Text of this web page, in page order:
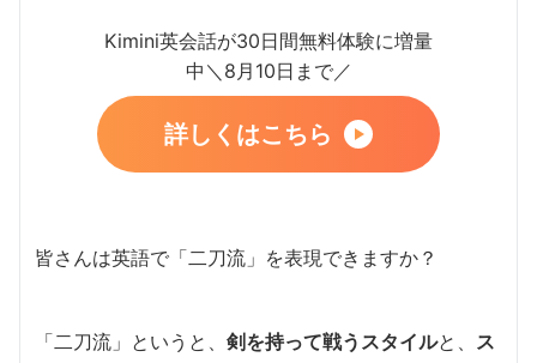
Kimini英会話が30日間無料体験に増量
中＼8月10日まで／
詳しくはこちら
皆さんは英語で「二刀流」を表現できますか？
「二刀流」というと、 剣を持って戦うスタイルと、 ス